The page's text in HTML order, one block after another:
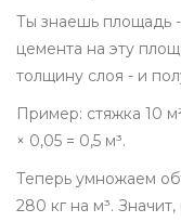
Ты знаешь площадь -
цемента на эту
толщину слоя - и
Пример: стяжка 10
× 0,05 = 0,5 м³.
Теперь умножаем
280 кг на м³.